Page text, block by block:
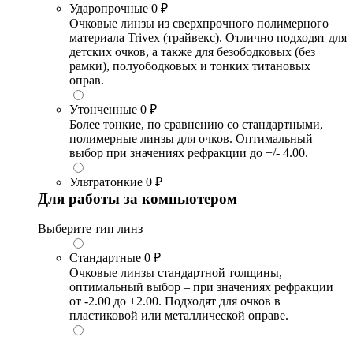
Ударопрочные 0 ₽
Очковые линзы из сверхпрочного полимерного
материала Trivex (трайвекс). Отлично подходят для
детских очков, а также для безободковых (без
рамки), полуободковых и тонких титановых
оправ.
Утонченные 0 ₽
Более тонкие, по сравнению со стандартными,
полимерные линзы для очков. Оптимальный
выбор при значениях рефракции до +/- 4.00.
Ультратонкие 0 ₽
Для работы за компьютером
Выберите тип линз
Стандартные 0 ₽
Очковые линзы стандартной толщины,
оптимальный выбор – при значениях рефракции
от -2.00 до +2.00. Подходят для очков в
пластиковой или металлической оправе.